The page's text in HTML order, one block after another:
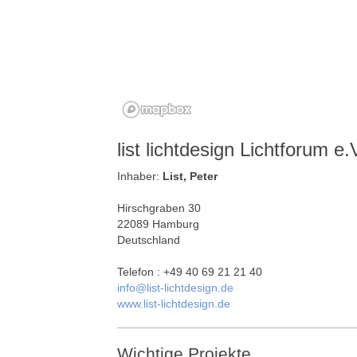
list lichtdesign Lichtforum
Inhaber: List, Peter
Hirschgraben 30
22089 Hamburg
Deutschland
Telefon : +49 40 69 21 21 40
info@list-lichtdesign.de
www.list-lichtdesign.de